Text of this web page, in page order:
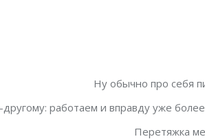
Ну обычно про себя
работаем и вправду уже
Перетяжка